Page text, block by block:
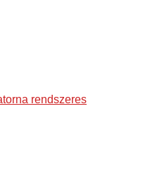
rendszeres